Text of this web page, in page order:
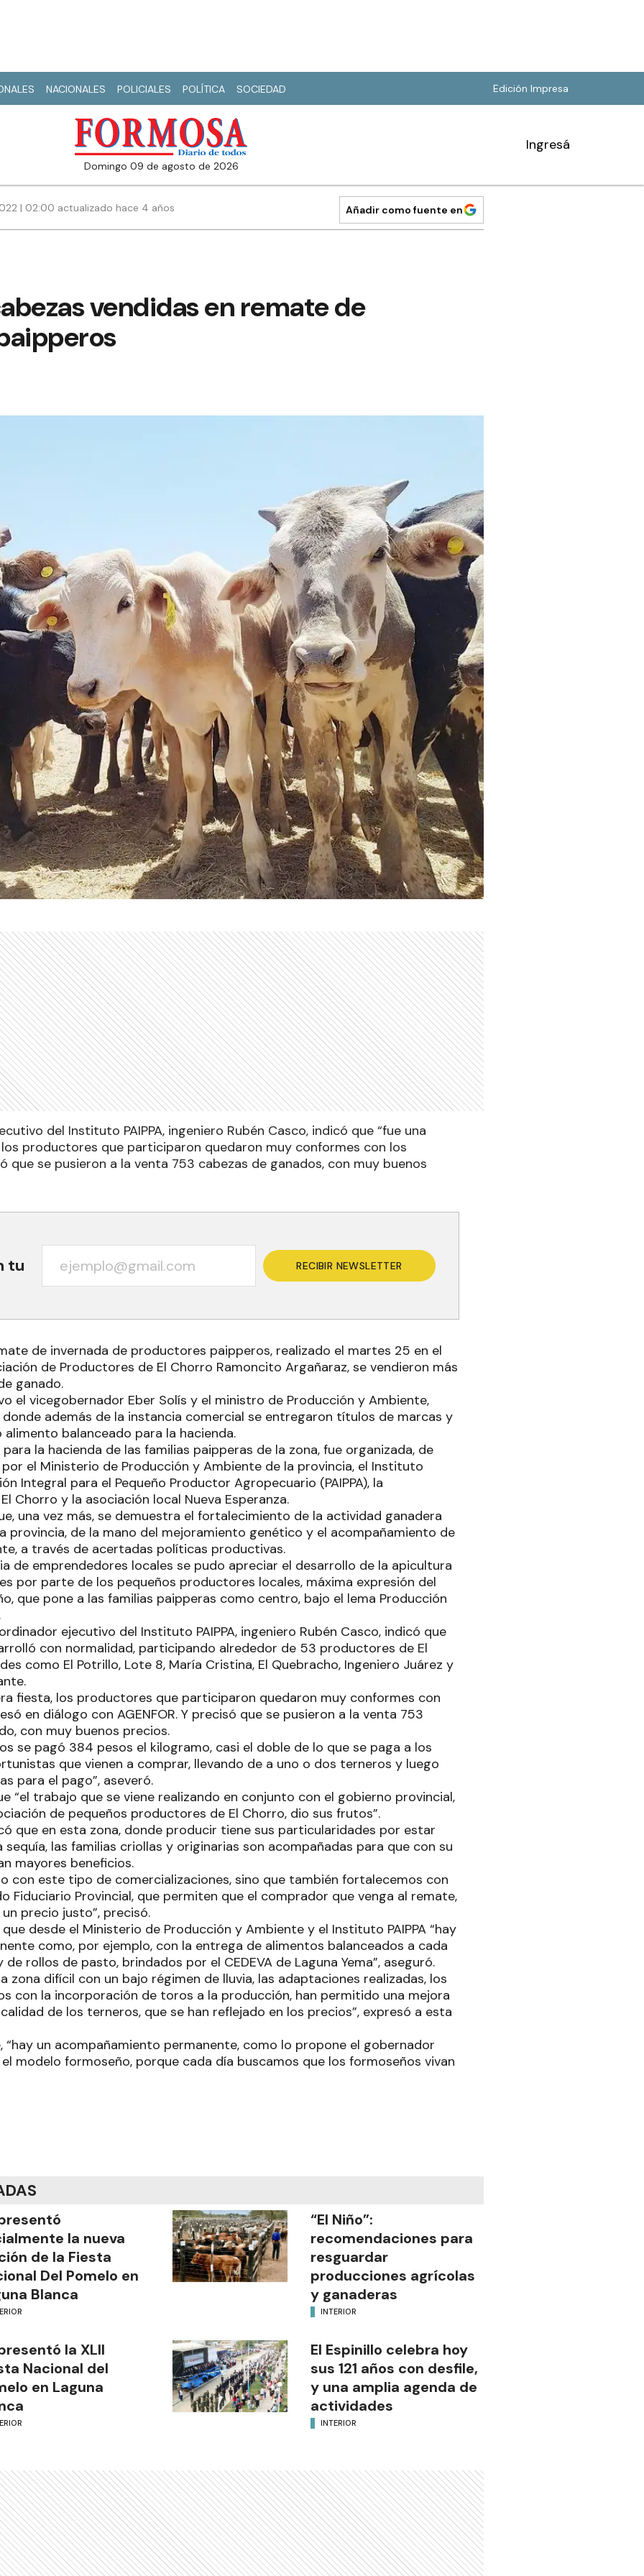
NACIONALES POLICIALES POLÍTICA SOCIEDAD Edición Impresa
domingo 09 de agosto de 2026
Ingresá
| 02:00 actualizado hace 4 años Añadir como fuente en
vendidas en remate de
del Instituto PAIPPA, ingeniero Rubén Casco, indicó que “fue una
productores que participaron quedaron muy conformes con los
que se pusieron a la venta 753 cabezas de ganados, con muy buenos
tu RECIBIR NEWSLETTER
de invernada de productores paipperos, realizado el martes 25 en el
de Productores de El Chorro Ramoncito Argañaraz, se vendieron más
ganado.
el vicegobernador Eber Solís y el ministro de Producción y Ambiente,
donde además de la instancia comercial se entregaron títulos de marcas y
alimento balanceado para la hacienda.
la hacienda de las familias paipperas de la zona, fue organizada, de
el Ministerio de Producción y Ambiente de la provincia, el Instituto
Integral para el Pequeño Productor Agropecuario (PAIPPA), la
Chorro y la asociación local Nueva Esperanza.
una vez más, se demuestra el fortalecimiento de la actividad ganadera
provincia, de la mano del mejoramiento genético y el acompañamiento de
a través de acertadas políticas productivas.
de emprendedores locales se pudo apreciar el desarrollo de la apicultura
por parte de los pequeños productores locales, máxima expresión del
que pone a las familias paipperas como centro, bajo el lema Producción
ejecutivo del Instituto PAIPPA, ingeniero Rubén Casco, indicó que
con normalidad, participando alrededor de 53 productores de El
como El Potrillo, Lote 8, María Cristina, El Quebracho, Ingeniero Juárez y
fiesta, los productores que participaron quedaron muy conformes con
en diálogo con AGENFOR. Y precisó que se pusieron a la venta 753
con muy buenos precios.
se pagó 384 pesos el kilogramo, casi el doble de lo que se paga a los
que vienen a comprar, llevando de a uno o dos terneros y luego
para el pago”, aseveró.
“el trabajo que se viene realizando en conjunto con el gobierno provincial,
de pequeños productores de El Chorro, dio sus frutos”.
que en esta zona, donde producir tiene sus particularidades por estar
las familias criollas y originarias son acompañadas para que con su
mayores beneficios.
con este tipo de comercializaciones, sino que también fortalecemos con
Fiduciario Provincial, que permiten que el comprador que venga al remate,
precio justo”, precisó.
desde el Ministerio de Producción y Ambiente y el Instituto PAIPPA “hay
como, por ejemplo, con la entrega de alimentos balanceados a cada
rollos de pasto, brindados por el CEDEVA de Laguna Yema”, aseguró.
zona difícil con un bajo régimen de lluvia, las adaptaciones realizadas, los
con la incorporación de toros a la producción, han permitido una mejora
de los terneros, que se han reflejado en los precios”, expresó a esta
“hay un acompañamiento permanente, como lo propone el gobernador
modelo formoseño, porque cada día buscamos que los formoseños vivan
la nueva
de la Fiesta
Del Pomelo en
Blanca
“El Niño”:
recomendaciones para
resguardar
producciones agrícolas
y ganaderas
INTERIOR
la XLII
Nacional del
en Laguna
El Espinillo celebra hoy
sus 121 años con desfile,
y una amplia agenda de
actividades
INTERIOR